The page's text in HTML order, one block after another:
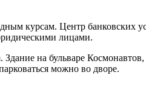
курсам. Центр банковских
лицами.
на бульваре
можно во дворе.